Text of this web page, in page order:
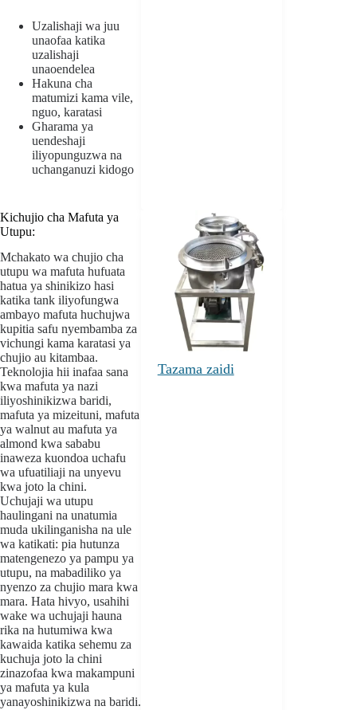
Uzalishaji wa juu
unaofaa katika
uzalishaji
unaoendelea
Hakuna cha
matumizi kama vile,
nguo, karatasi
Gharama ya
uendeshaji
iliyopunguzwa na
uchanganuzi kidogo
Kichujio cha Mafuta ya
Utupu:
Mchakato wa chujio cha
utupu wa mafuta hufuata
hatua ya shinikizo hasi
katika tank iliyofungwa
ambayo mafuta huchujwa
kupitia safu nyembamba za
vichungi kama karatasi ya
chujio au kitambaa.
Teknolojia hii inafaa sana
kwa mafuta ya nazi
iliyoshinikizwa baridi,
mafuta ya mizeituni, mafuta
ya walnut au mafuta ya
almond kwa sababu
inaweza kuondoa uchafu
wa ufuatiliaji na unyevu
kwa joto la chini.
Uchujaji wa utupu
haulingani na unatumia
muda ukilinganisha na ule
wa katikati: pia hutunza
matengenezo ya pampu ya
utupu, na mabadiliko ya
nyenzo za chujio mara kwa
mara. Hata hivyo, usahihi
wake wa uchujaji hauna
rika na hutumiwa kwa
kawaida katika sehemu za
kuchuja joto la chini
zinazofaa kwa makampuni
ya mafuta ya kula
yanayoshinikizwa na baridi.
Tazama zaidi